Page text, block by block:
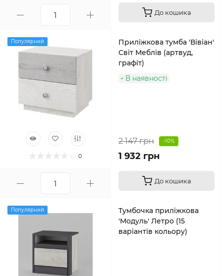
До кошика
Популярний
0
Приліжкова тумба 'Вівіан'
Світ Меблів (артвуд,
графіт)
В наявності
2 147 грн -10%
1 932 грн
До кошика
Популярний
Тумбочка приліжкова
'Модуль' Летро (15
варіантів кольору)